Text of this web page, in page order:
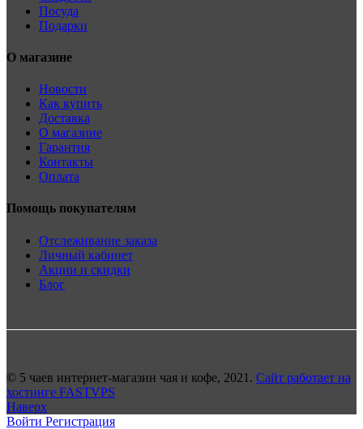
Посуда
Подарки
О магазине
Новости
Как купить
Доставка
О магазине
Гарантия
Контакты
Оплата
Помощь покупателям
Отслеживание заказа
Личный кабинет
Акции и скидки
Блог
© 5 чаев интернет-магазин чая и кофе, 2021. Сайт работает на
хостинге FASTVPS
Наверх
Войти Регистрация